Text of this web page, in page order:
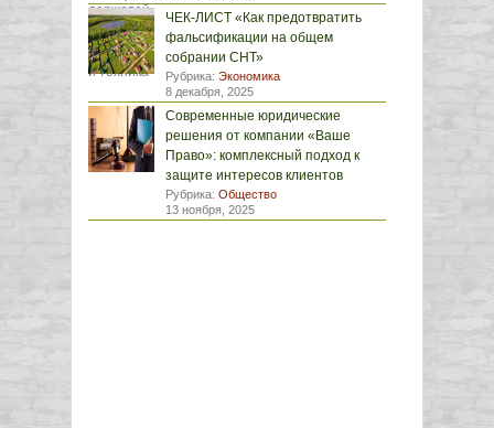
ЧЕК-ЛИСТ «Как предотвратить
фальсификации на общем
собрании СНТ»
Рубрика: Экономика
8 декабря, 2025
Современные юридические
решения от компании «Ваше
Право»: комплексный подход к
защите интересов клиентов
Рубрика: Общество
13 ноября, 2025